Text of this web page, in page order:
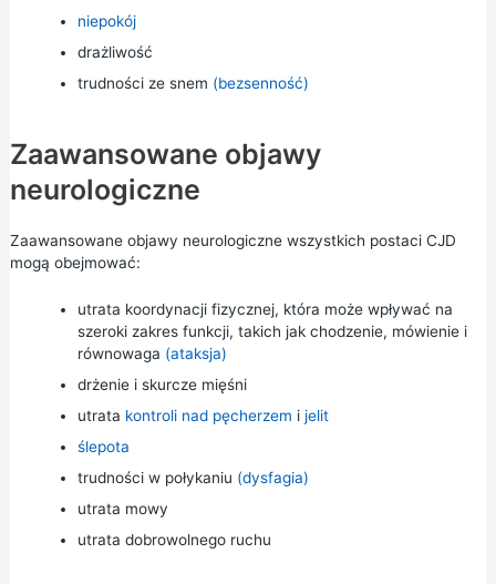
niepokój
drażliwość
trudności ze snem (bezsenność)
Zaawansowane objawy
neurologiczne
Zaawansowane objawy neurologiczne wszystkich postaci CJD
mogą obejmować:
utrata koordynacji fizycznej, która może wpływać na
szeroki zakres funkcji, takich jak chodzenie, mówienie i
równowaga (ataksja)
drżenie i skurcze mięśni
utrata kontroli nad pęcherzem i jelit
ślepota
trudności w połykaniu (dysfagia)
utrata mowy
utrata dobrowolnego ruchu